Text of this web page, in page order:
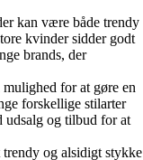
kan være både trendy
kvinder sidder godt
brands, der
for at gøre en
forskellige stilarter
udsalg og tilbud for at
og alsidigt stykke